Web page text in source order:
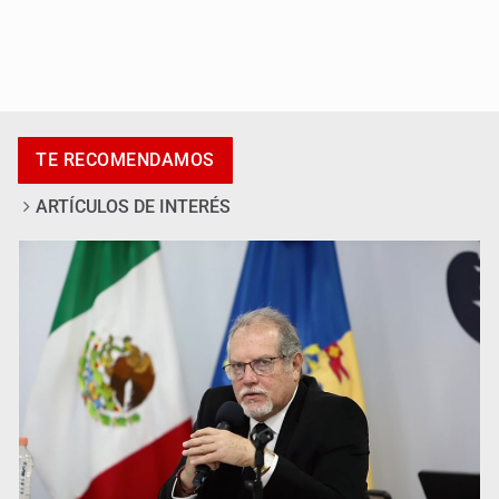
lineamientos para defensa de audiencias
Asesinan a balazos a un hombre en calles de El Salto
TE RECOMENDAMOS
ARTÍCULOS DE INTERÉS